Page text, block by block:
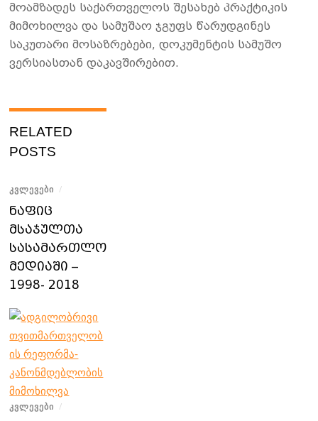
მოამზადეს საქართველოს შესახებ პრაქტიკის
მიმოხილვა და სამუშაო ჯგუფს წარუდგინეს
საკუთარი მოსაზრებები, დოკუმენტის სამუშო
ვერსიასთან დაკავშირებით.
RELATED
POSTS
ᲙᲕᲚᲔᲕᲔᲑᲘ /
ნაფიც
მსაჯულთა
სასამართლო
მედიაში –
1998- 2018
ᲙᲕᲚᲔᲕᲔᲑᲘ /